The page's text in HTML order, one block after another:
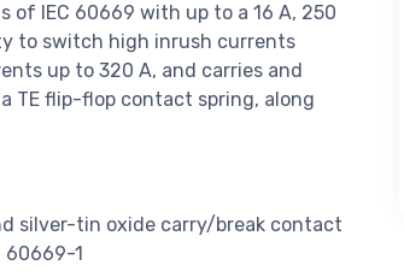
of IEC 60669 with up to a 16 A, 250
to switch high inrush currents
up to 320 A, and carries and
TE flip-flop contact spring, along
silver-tin oxide carry/break contact
60669-1